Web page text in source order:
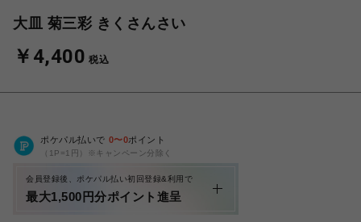
大皿 菊三彩 きくさんさい
￥4,400 税込
ポケパル払いで 0〜0ポイント
（1P=1円）※キャンペーン分除く
会員登録後、ポケパル払い初回登録&利用で
最大1,500円分ポイント進呈